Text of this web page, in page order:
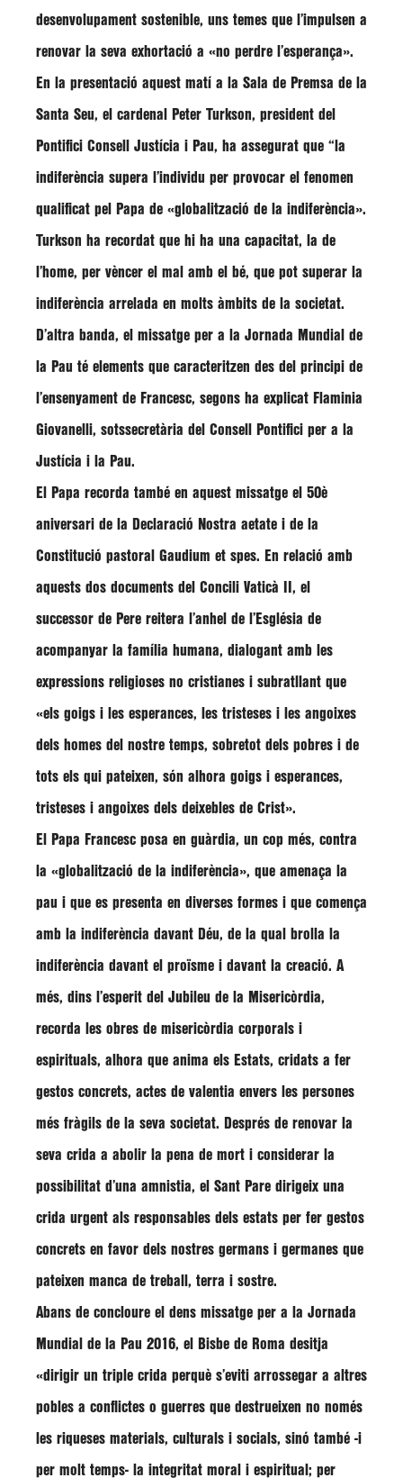
desenvolupament sostenible, uns temes que l’impulsen a
renovar la seva exhortació a «no perdre l’esperança».
En la presentació aquest matí a la Sala de Premsa de la
Santa Seu, el cardenal Peter Turkson, president del
Pontifici Consell Justícia i Pau, ha assegurat que “la
indiferència supera l’individu per provocar el fenomen
qualificat pel Papa de «globalització de la indiferència».
Turkson ha recordat que hi ha una capacitat, la de
l’home, per vèncer el mal amb el bé, que pot superar la
indiferència arrelada en molts àmbits de la societat.
D’altra banda, el missatge per a la Jornada Mundial de
la Pau té elements que caracteritzen des del principi de
l’ensenyament de Francesc, segons ha explicat Flaminia
Giovanelli, sotssecretària del Consell Pontifici per a la
Justícia i la Pau.
El Papa recorda també en aquest missatge el 50è
aniversari de la Declaració Nostra aetate i de la
Constitució pastoral Gaudium et spes. En relació amb
aquests dos documents del Concili Vaticà II, el
successor de Pere reitera l’anhel de l’Església de
acompanyar la família humana, dialogant amb les
expressions religioses no cristianes i subratllant que
«els goigs i les esperances, les tristeses i les angoixes
dels homes del nostre temps, sobretot dels pobres i de
tots els qui pateixen, són alhora goigs i esperances,
tristeses i angoixes dels deixebles de Crist».
El Papa Francesc posa en guàrdia, un cop més, contra
la «globalització de la indiferència», que amenaça la
pau i que es presenta en diverses formes i que comença
amb la indiferència davant Déu, de la qual brolla la
indiferència davant el proïsme i davant la creació. A
més, dins l’esperit del Jubileu de la Misericòrdia,
recorda les obres de misericòrdia corporals i
espirituals, alhora que anima els Estats, cridats a fer
gestos concrets, actes de valentia envers les persones
més fràgils de la seva societat. Després de renovar la
seva crida a abolir la pena de mort i considerar la
possibilitat d’una amnistia, el Sant Pare dirigeix una
crida urgent als responsables dels estats per fer gestos
concrets en favor dels nostres germans i germanes que
pateixen manca de treball, terra i sostre.
Abans de concloure el dens missatge per a la Jornada
Mundial de la Pau 2016, el Bisbe de Roma desitja
«dirigir un triple crida perquè s’eviti arrossegar a altres
pobles a conflictes o guerres que destrueixen no només
les riqueses materials, culturals i socials, sinó també -i
per molt temps- la integritat moral i espiritual; per